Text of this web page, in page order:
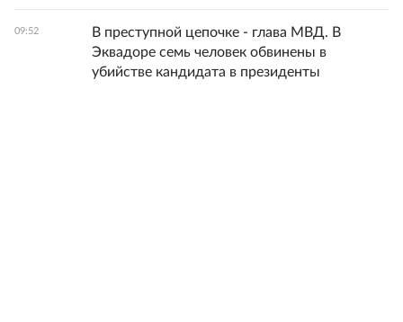
09:52
В преступной цепочке - глава МВД. В
Эквадоре семь человек обвинены в
убийстве кандидата в президенты